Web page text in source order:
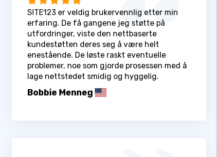
SITE123 er veldig brukervennlig etter min
erfaring. De få gangene jeg støtte på
utfordringer, viste den nettbaserte
kundestøtten deres seg å være helt
enestående. De løste raskt eventuelle
problemer, noe som gjorde prosessen med å
lage nettstedet smidig og hyggelig.
Bobbie Menneg